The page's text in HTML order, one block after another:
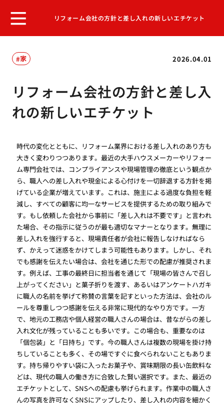
リフォーム会社の方針と差し入れの新しいエチケット
2026.04.01
家
リフォーム会社の方針と差し入
れの新しいエチケット
時代の変化とともに、リフォーム業界における差し入れのあり方も
大きく変わりつつあります。最近の大手ハウスメーカーやリフォー
ム専門会社では、コンプライアンスや現場管理の徹底という観点か
ら、職人への差し入れや現金による心付けを一切辞退する方針を掲
げている企業が増えています。これは、施主による過度な負担を軽
減し、すべての顧客に均一なサービスを提供するための取り組みで
す。もし依頼した会社から事前に「差し入れは不要です」と言われ
た場合、その指示に従うのが最も適切なマナーとなります。無理に
差し入れを強行すると、現場責任者が会社に報告しなければなら
ず、かえって迷惑をかけてしまう可能性もあります。しかし、それ
でも感謝を伝えたい場合は、会社を通じた形での配慮が推奨されま
す。例えば、工事の最終日に担当者を通じて「現場の皆さんで召し
上がってください」と菓子折りを渡す、あるいはアンケートハガキ
に職人の名前を挙げて称賛の言葉を記すといった方法は、会社のル
ールを尊重しつつ感謝を伝える非常に現代的なやり方です。一方
で、地元の工務店や個人経営の職人さんの場合は、昔ながらの差し
入れ文化が残っていることも多いです。この場合も、重要なのは
「個包装」と「日持ち」です。今の職人さんは複数の現場を掛け持
ちしていることも多く、その場ですぐに食べられないこともありま
す。持ち帰りやすい袋に入ったお菓子や、賞味期限の長い缶飲料な
どは、現代の職人の働き方に合致した賢い選択です。また、最近の
エチケットとして、SNSへの配慮も挙げられます。作業中の職人さ
んの写真を許可なくSNSにアップしたり、差し入れの内容を細かく